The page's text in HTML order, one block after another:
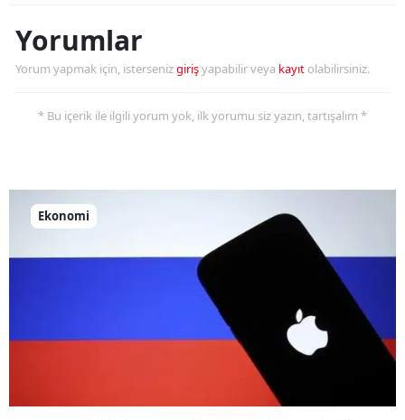
Batman
Şırnak
Ardahan
Karabük
Kilis
Yorumlar
Yorum yapmak için, istersenizgirişyapabilir veya kayıt olabilirsiniz.
* Bu içerik ile ilgili yorum yok, ilk yorumu siz yazın, tartışalım *
Ekonomi